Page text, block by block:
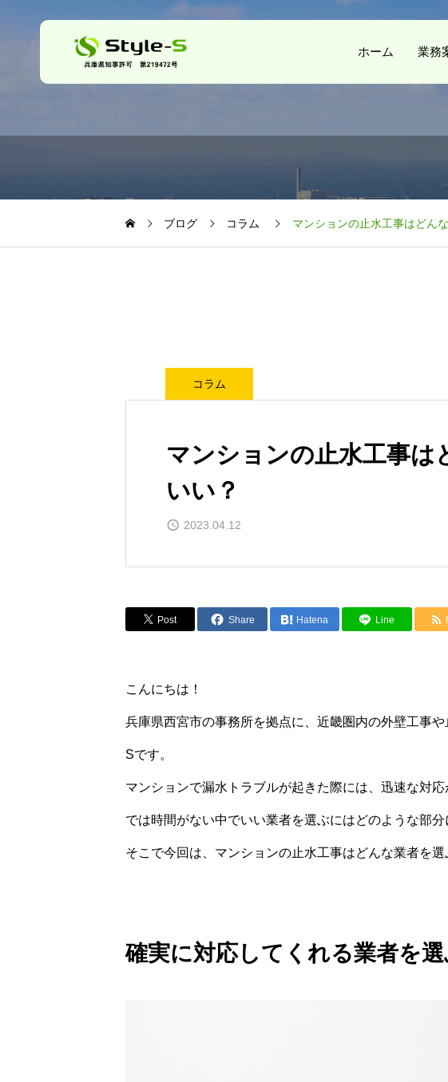
ホーム 業務
ブログ コラム マンションの止水工事はどん
コラム
マンションの止水工事は
いい？
2023.04.12
Post Share Hatena Line
こんにちは！
兵庫県西宮市の事務所を拠点に、近畿圏内の外壁工事
Sです。
マンションで漏水トラブルが起きた際には、迅速な対応
では時間がない中でいい業者を選ぶにはどのような部分
そこで今回は、マンションの止水工事はどんな業者を選
確実に対応してくれる業者を
を実施